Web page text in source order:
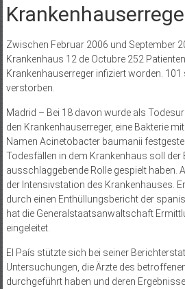
Zwischen Februar 2006 und September
Krankenhaus 12 de Octubre 252
Krankenhauserreger infiziert worden. 101
verstorben.
Madrid – Bei 18 davon wurde als
den Krankenhauserreger, eine Bakterie
Namen Acinetobacter baumanii
Todesfällen in dem Krankenhaus soll der
ausschlaggebende Rolle gespielt haben.
der Intensiv­station des Krankenhauses.
durch einen Enthüllungsbericht der
hat die Generalstaatsanwaltschaft
eingeleitet.
El País stützte sich bei seiner
Untersuchungen, die Ärzte des
durchgeführt haben und deren